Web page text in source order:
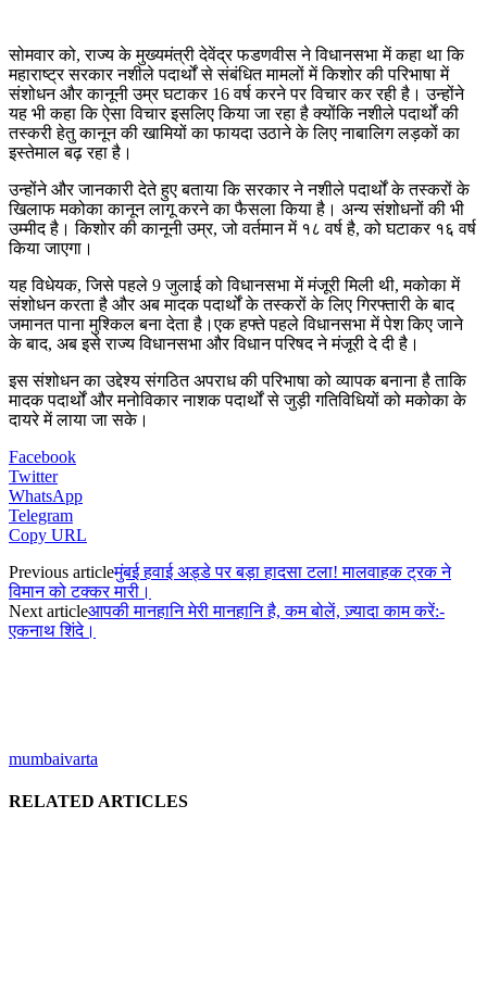
सोमवार को, राज्य के मुख्यमंत्री देवेंद्र फडणवीस ने विधानसभा में कहा था कि
महाराष्ट्र सरकार नशीले पदार्थों से संबंधित मामलों में किशोर की परिभाषा में
संशोधन और कानूनी उम्र घटाकर 16 वर्ष करने पर विचार कर रही है। उन्होंने
यह भी कहा कि ऐसा विचार इसलिए किया जा रहा है क्योंकि नशीले पदार्थों की
तस्करी हेतु कानून की खामियों का फायदा उठाने के लिए नाबालिग लड़कों का
इस्तेमाल बढ़ रहा है।
उन्होंने और जानकारी देते हुए बताया कि सरकार ने नशीले पदार्थों के तस्करों के
खिलाफ मकोका कानून लागू करने का फैसला किया है। अन्य संशोधनों की भी
उम्मीद है। किशोर की कानूनी उम्र, जो वर्तमान में १८ वर्ष है, को घटाकर १६ वर्ष
किया जाएगा।
यह विधेयक, जिसे पहले 9 जुलाई को विधानसभा में मंजूरी मिली थी, मकोका में
संशोधन करता है और अब मादक पदार्थों के तस्करों के लिए गिरफ्तारी के बाद
जमानत पाना मुश्किल बना देता है।एक हफ्ते पहले विधानसभा में पेश किए जाने
के बाद, अब इसे राज्य विधानसभा और विधान परिषद ने मंजूरी दे दी है।
इस संशोधन का उद्देश्य संगठित अपराध की परिभाषा को व्यापक बनाना है ताकि
मादक पदार्थों और मनोविकार नाशक पदार्थों से जुड़ी गतिविधियों को मकोका के
दायरे में लाया जा सके।
Facebook
Twitter
WhatsApp
Telegram
Copy URL
Previous articleमुंबई हवाई अड्डे पर बड़ा हादसा टला! मालवाहक ट्रक ने
विमान को टक्कर मारी।
Next articleआपकी मानहानि मेरी मानहानि है, कम बोलें, ज़्यादा काम करें:-
एकनाथ शिंदे।
mumbaivarta
RELATED ARTICLES